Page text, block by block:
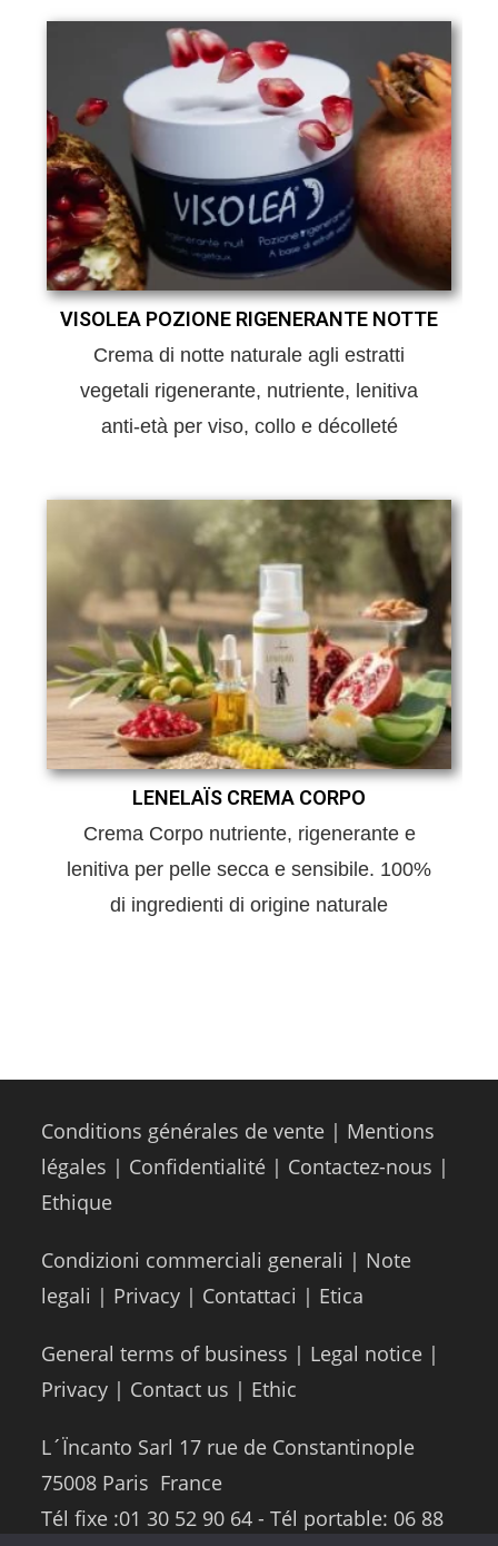
VISOLEA POZIONE RIGENERANTE NOTTE
Crema di notte naturale agli estratti
vegetali rigenerante, nutriente, lenitiva
anti-età per viso, collo e décolleté
LENELAÏS CREMA CORPO
Crema Corpo nutriente, rigenerante e
lenitiva per pelle secca e sensibile. 100%
di ingredienti di origine naturale
Conditions générales de vente | Mentions
légales | Confidentialité | Contactez-nous |
Ethique
Condizioni commerciali generali | Note
legali | Privacy | Contattaci | Etica
General terms of business | Legal notice |
Privacy | Contact us | Ethic
L´Ïncanto Sarl 17 rue de Constantinople
75008 Paris ­ France
Tél fixe :01 30 52 90 64 - Tél portable: 06 88